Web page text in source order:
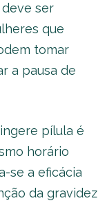
ser
que
tomar
a pausa de
pílula é
horário
se a eficácia
da gravidez